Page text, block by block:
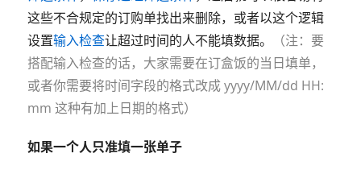
这些不合规定的订购单找出来删除，或者以这个逻辑
设置输入检查让超过时间的人不能填数据。
（注：要
搭配输入检查的话，大家需要在订盒饭的当日填单，
或者你需要将时间字段的格式改成 yyyy/MM/dd HH:
mm 这种有加上日期的格式）
如果一个人只准填一张单子